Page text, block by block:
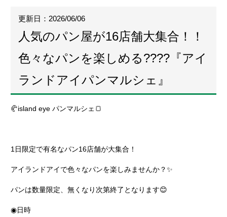
更新日：2026/06/06
人気のパン屋が16店舗大集合！！
色々なパンを楽しめる????『アイ
ランドアイパンマルシェ』
🥐island eye パンマルシェ 🍞
1 日限定で有名なパン16店舗が大集合！
アイランドアイで色々なパンを楽しみませんか？✨
パンは数量限定、無くなり次第終了となります😊
◉日時